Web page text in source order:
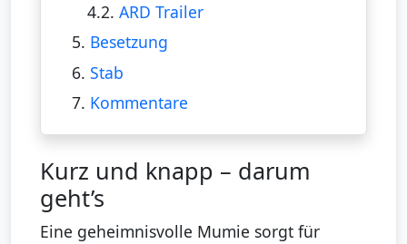
4.2.ARD Trailer
5. Besetzung
6. Stab
7. Kommentare
Kurz und knapp – darum
geht’s
Eine geheimnisvolle Mumie sorgt für